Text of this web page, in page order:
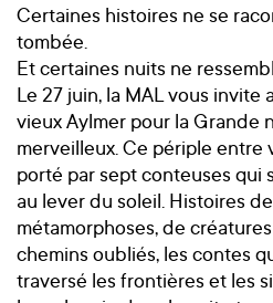
Certaines histoires ne se
tombée.
Et certaines nuits ne
Le 27 juin, la MAL vous
vieux Aylmer pour la Grande
merveilleux. Ce périple entre
porté par sept conteuses qui
au lever du soleil. Histoires
métamorphoses, de
chemins oubliés, les contes
traversé les frontières et les